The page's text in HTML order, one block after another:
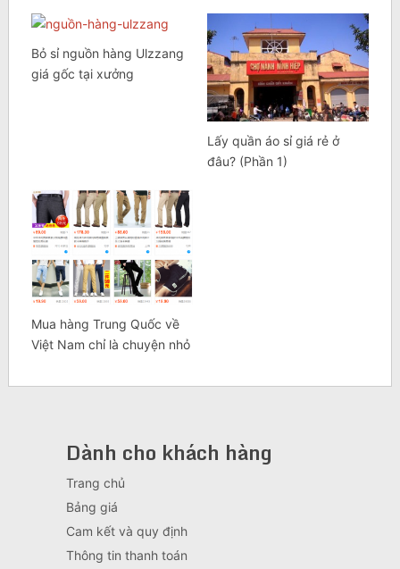
Bỏ sỉ nguồn hàng Ulzzang
giá gốc tại xưởng
Lấy quần áo sỉ giá rẻ ở
đâu? (Phần 1)
Mua hàng Trung Quốc về
Việt Nam chỉ là chuyện nhỏ
Dành cho khách hàng
Trang chủ
Bảng giá
Cam kết và quy định
Thông tin thanh toán